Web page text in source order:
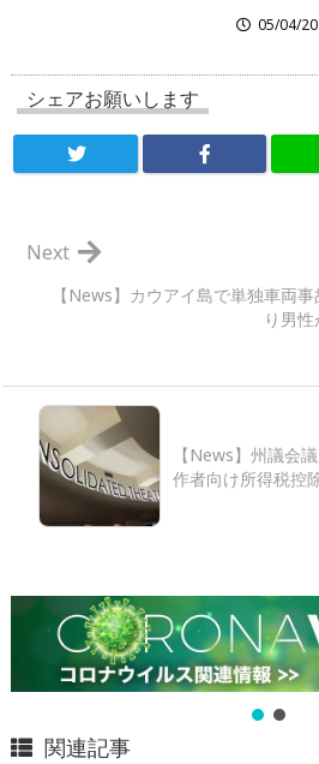
05/04/
シェアお願いします
【News】カウアイ島で単独車両事
り男
Next
【News】州議会
作者向け所得税控
関連記事